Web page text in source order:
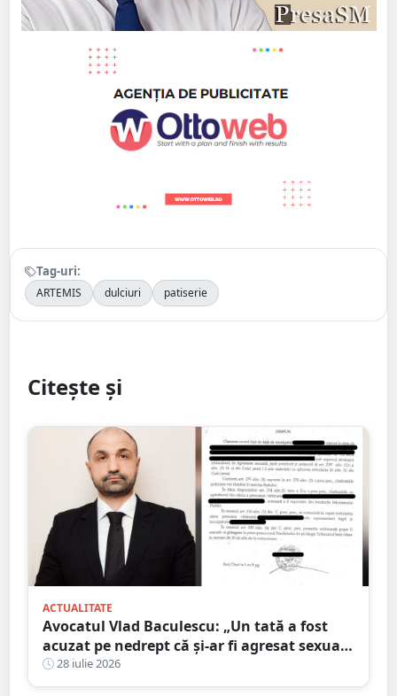
Tag-uri:
ARTEMIS dulciuri patiserie
Citește și
ACTUALITATE
Avocatul Vlad Baculescu: „Un tată a fost
acuzat pe nedrept că și-ar fi agresat sexual
fiica. Viața lui s-a prăbușit înainte ca
justiția să se pronunțe”
28 iulie 2026